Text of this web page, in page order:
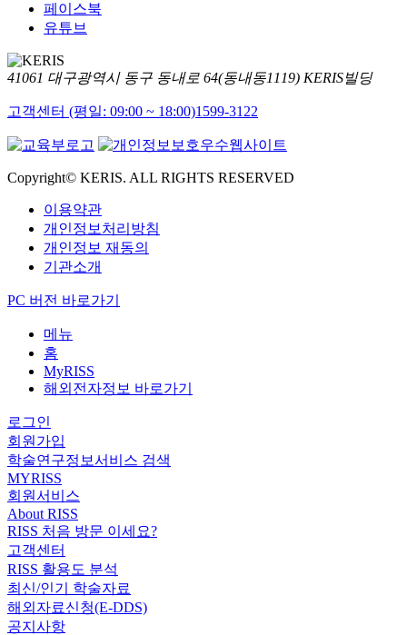
페이스북
유튜브
41061 대구광역시 동구 동내로 64(동내동1119) KERIS빌딩
고객센터 (평일: 09:00 ~ 18:00)1599-3122
Copyright© KERIS. ALL RIGHTS RESERVED
이용약관
개인정보처리방침
개인정보 재동의
기관소개
PC 버전 바로가기
메뉴
홈
MyRISS
해외전자정보 바로가기
로그인
회원가입
학술연구정보서비스 검색
MYRISS
회원서비스
About RISS
RISS 처음 방문 이세요?
고객센터
RISS 활용도 분석
최신/인기 학술자료
해외자료신청(E-DDS)
공지사항